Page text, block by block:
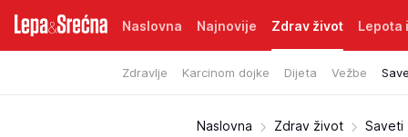
Naslovna Najnovije Zdrav život
Zdravlje Karcinom dojke Dijeta Vežbe
Lepota
Naslovna Zdrav život Saveti